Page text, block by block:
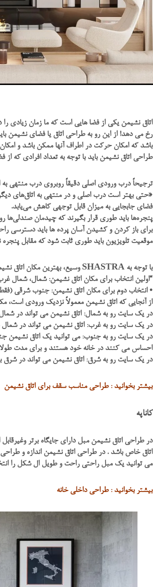
اتاق نشیمن یکی از فضا هایی است که ما زمان زیادی
رخ می دهد! از این رو به طراحی اتاق یا فضای نشیمن
باشد که امکان حرکت در اطراف آنها ممکن باشد و
طراحی اتاق نشیمن باید با توجه به تعداد افرادی که
ترجیحاً درب ورودی اصلی دقیقاً روبروی درب منتهی
«حتی بهتر است درب اصلی و در منتهی به اتاق‌های دیگر
فضای جابجایی به میزان قابل توجهی کاهش می‌یابد.
پنجره‌ها باید طوری قرار بگیرند که چیدمان صندلی‌ها
برای باز کردن و کشیدن آسان پرده ها باید دسترسی
موقعیت تلویزیون باید طوری ثابت شود که مقابل
با توجه به SHASTRA وسیع، بهترین مکان اتاق نشیمن چیست؟
“اولین انتخاب برای مکان اتاق نشیمن: شمال، شمال
• انتخاب دوم برای مکان اتاق نشیمن: جنوب شرقی
از آنجایی که اتاق نشیمن معمولاً نزدیک ورودی
در یک سایت رو به شمال: اتاق نشیمن می تواند در
در یک سایت رو به غرب: اتاق نشیمن می تواند در
در یک سایت رو به جنوب: می توانید یک اتاق نشیمن
احساس می کنند در خانه خود هستند و برای مدت
در یک سایت رو به شرق: اتاق نشیمن می تواند در
بیشتر بخوانید : طراحی مناسب سقف برای اتاق نشیمن
کاناپه
در طراحی اتاق نشیمن مبل دارای جایگاه برتر
اتاق خاص باشد . در طراحی اتاق نشیمن اندازه و
می توانید یک مبل راحتی راحت و طویل ال شکل را
بیشتر بخوانید : طراحی داخلی خانه